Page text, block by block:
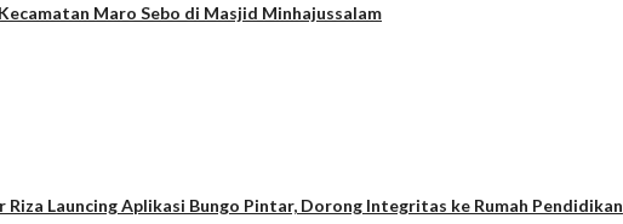
Maro Sebo di Masjid Minhajussalam
Riza Launcing Aplikasi Bungo Pintar, Dorong Integritas ke Rumah Pendidikan